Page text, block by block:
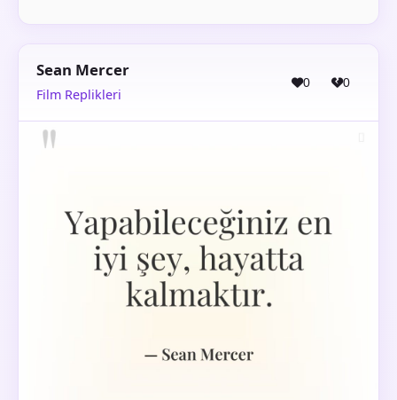
Sean Mercer
Film Replikleri
0 0